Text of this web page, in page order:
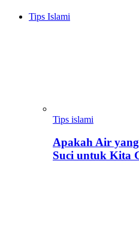
Tips Islami
Tips islami
Apakah Air
Suci untuk Kita